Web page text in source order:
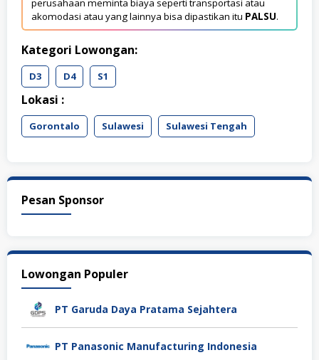
akomodasi atau yang lainnya bisa dipastikan itu PALSU.
Kategori Lowongan:
D3 D4 S1
Lokasi :
Gorontalo Sulawesi Sulawesi Tengah
Pesan Sponsor
Lowongan Populer
PT Garuda Daya Pratama Sejahtera
PT Panasonic Manufacturing Indonesia